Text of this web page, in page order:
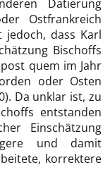
Datierung
Ostfrankreich
jedoch, dass Karl
Bischoffs
quem im Jahr
oder Osten
Da unklar ist, zu
entstanden
Einschätzung
und damit
korrektere